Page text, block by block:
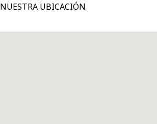
NUESTRA UBICACIÓN